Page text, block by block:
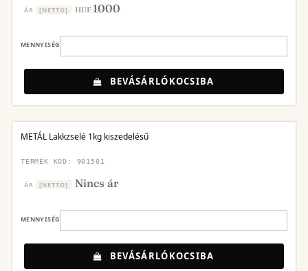
ÁR [NETTO] HUF1000
MENNYISÉG
BEVÁSÁRLÓKOCSIBA
METÁL Lakkzselé 1kg kiszedelésű
TERMÉK KÓD: 901501
ÁR [NETTO] Nincs ár
MENNYISÉG
BEVÁSÁRLÓKOCSIBA